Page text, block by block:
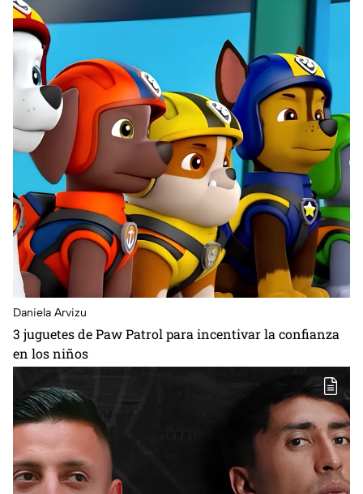
Daniela Arvizu
3 juguetes de Paw Patrol para incentivar la confianza
en los niños